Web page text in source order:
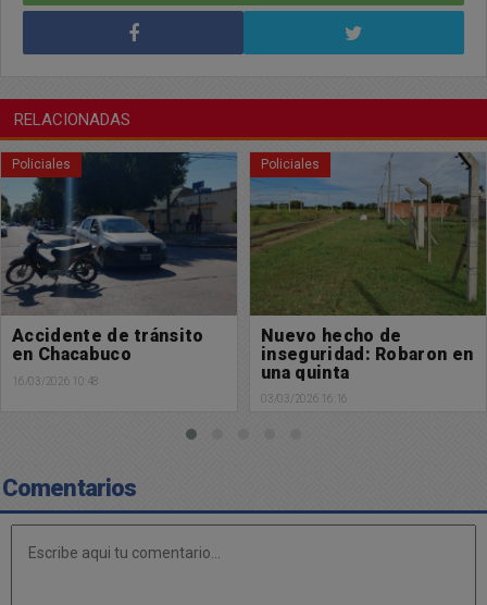
RELACIONADAS
Policiales
Accidente de tránsito
en Chacabuco
16/03/2026 10:48
Policiales
Nuevo hecho de
inseguridad: Robaron en
una quinta
03/03/2026 16:16
Comentarios